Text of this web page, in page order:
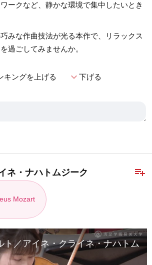
ークなど、静かな環境で集中したいとき
みな作曲技法が光る本作で、リラックス
過ごしてみませんか。
キングを上げる expand_more下げる
playlist_add
ネ・ナハトムジーク
Mozart
ト／アイネ・クライネ・ナハトムジ